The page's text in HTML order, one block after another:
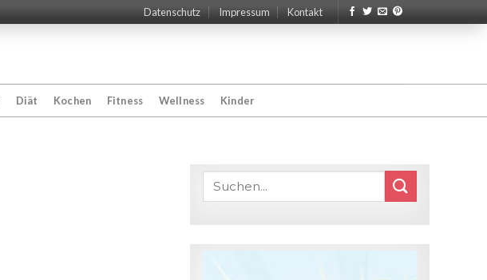
Datenschutz Impressum Kontakt
Diät Kochen Fitness Wellness Kinder